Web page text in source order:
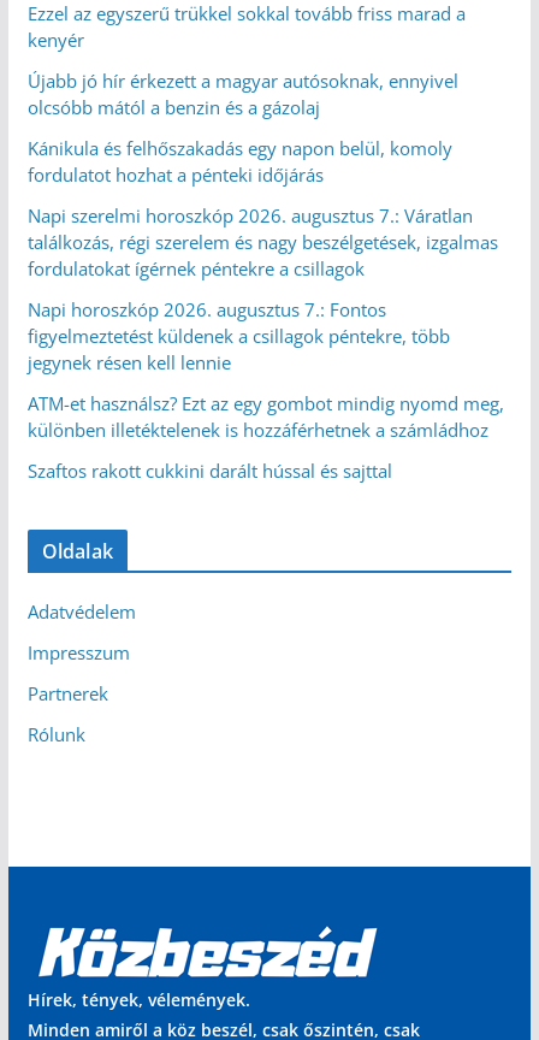
Ezzel az egyszerű trükkel sokkal tovább friss marad a
kenyér
Újabb jó hír érkezett a magyar autósoknak, ennyivel
olcsóbb mától a benzin és a gázolaj
Kánikula és felhőszakadás egy napon belül, komoly
fordulatot hozhat a pénteki időjárás
Napi szerelmi horoszkóp 2026. augusztus 7.: Váratlan
találkozás, régi szerelem és nagy beszélgetések, izgalmas
fordulatokat ígérnek péntekre a csillagok
Napi horoszkóp 2026. augusztus 7.: Fontos
figyelmeztetést küldenek a csillagok péntekre, több
jegynek résen kell lennie
ATM-et használsz? Ezt az egy gombot mindig nyomd meg,
különben illetéktelenek is hozzáférhetnek a számládhoz
Szaftos rakott cukkini darált hússal és sajttal
Oldalak
Adatvédelem
Impresszum
Partnerek
Rólunk
Hírek, tények, vélemények.
Minden amiről a köz beszél, csak őszintén, csak